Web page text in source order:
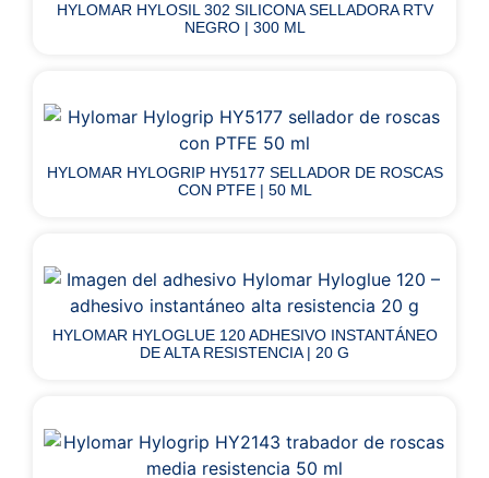
HYLOMAR HYLOSIL 302 SILICONA SELLADORA RTV
NEGRO | 300 ML
HYLOMAR HYLOGRIP HY5177 SELLADOR DE ROSCAS
CON PTFE | 50 ML
HYLOMAR HYLOGLUE 120 ADHESIVO INSTANTÁNEO
DE ALTA RESISTENCIA | 20 G